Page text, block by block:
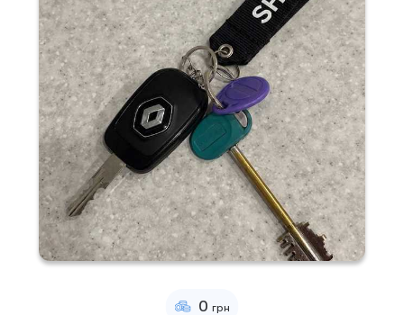
0 грн